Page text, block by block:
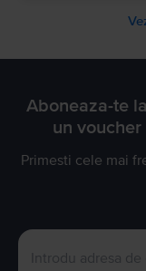
Aboneaza-te
un
Primesti cele mai